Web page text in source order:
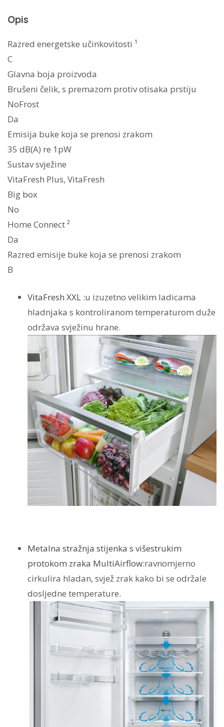
Opis
Razred energetske učinkovitosti ¹
C
Glavna boja proizvoda
Brušeni čelik, s premazom protiv otisaka prstiju
NoFrost
Da
Emisija buke koja se prenosi zrakom
35 dB(A) re 1pW
Sustav svježine
VitaFresh Plus, VitaFresh
Big box
No
Home Connect ²
Da
Razred emisije buke koja se prenosi zrakom
B
VitaFresh XXL :u izuzetno velikim ladicama
hladnjaka s kontroliranom temperaturom duže
održava svježinu hrane.
Metalna stražnja stijenka s višestrukim
protokom zraka MultiAirflow:ravnomjerno
cirkulira hladan, svjež zrak kako bi se održale
dosljedne temperature.